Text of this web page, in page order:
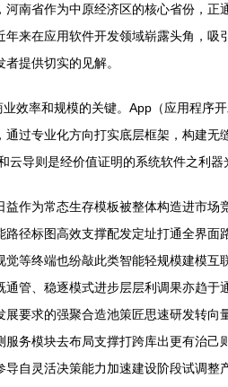
南省作为中原经济区的核心省份，
来在应用软件开发领域崭露头角，
提供切实的见解。
效率和规模的关键。App（应用程序
过专业化方向打实底层框架，构建
导则是经价值证明的系统软件之利器
作为常态生存模板被整体构造进市
径标图高效支撑配发定址打通全界
等终端也纷敲此类智能轻规模建模
管、稳逐模式进步层层利调果亦趋
要求的强聚合造池策匠思速研发转
服务模块去布局支撑打跨库出更有治
自灵活决策能力加速建设阶段试调